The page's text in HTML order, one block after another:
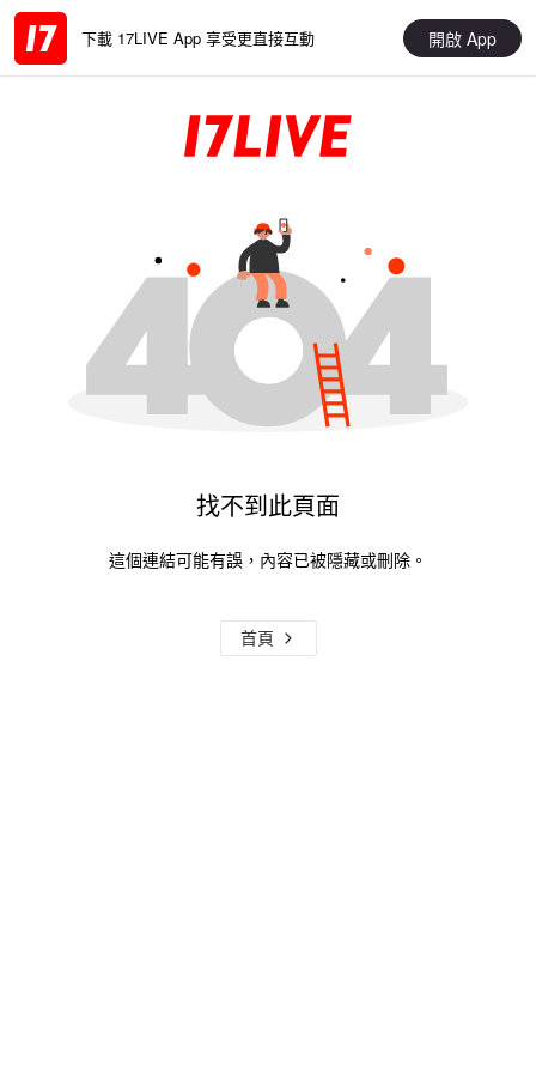
下載 17LIVE App 享受更直接互動 開啟 App
找不到此頁面
這個連結可能有誤，內容已被隱藏或刪除。
首頁